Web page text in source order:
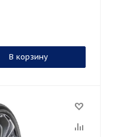
В корзину